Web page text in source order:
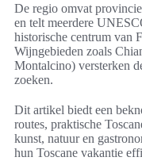
De regio omvat
en telt meerdere
historische centrum van
Wijngebieden zoals
Montalcino) versterken
zoeken.
Dit artikel biedt een
routes, praktische
kunst, natuur en
hun Toscane vakantie